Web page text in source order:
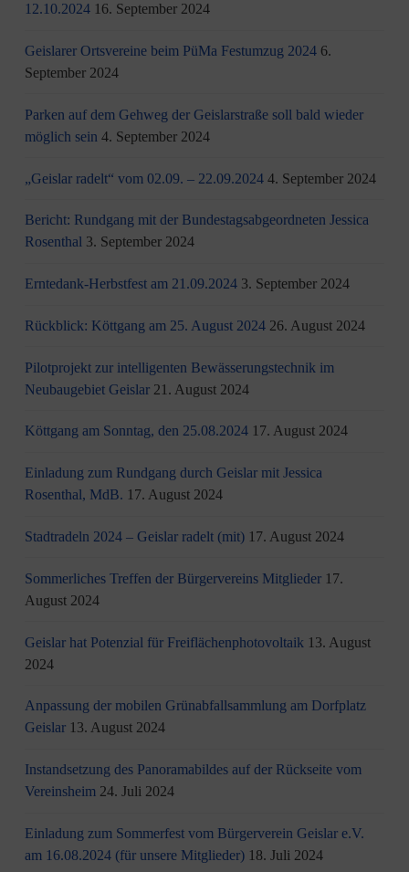
12.10.2024 16. September 2024
Geislarer Ortsvereine beim PüMa Festumzug 2024 6.
September 2024
Parken auf dem Gehweg der Geislarstraße soll bald wieder
möglich sein 4. September 2024
„Geislar radelt“ vom 02.09. – 22.09.2024 4. September 2024
Bericht: Rundgang mit der Bundestagsabgeordneten Jessica
Rosenthal 3. September 2024
Erntedank-Herbstfest am 21.09.2024 3. September 2024
Rückblick: Köttgang am 25. August 2024 26. August 2024
Pilotprojekt zur intelligenten Bewässerungstechnik im
Neubaugebiet Geislar 21. August 2024
Köttgang am Sonntag, den 25.08.2024 17. August 2024
Einladung zum Rundgang durch Geislar mit Jessica
Rosenthal, MdB. 17. August 2024
Stadtradeln 2024 – Geislar radelt (mit) 17. August 2024
Sommerliches Treffen der Bürgervereins Mitglieder 17.
August 2024
Geislar hat Potenzial für Freiflächenphotovoltaik 13. August
2024
Anpassung der mobilen Grünabfallsammlung am Dorfplatz
Geislar 13. August 2024
Instandsetzung des Panoramabildes auf der Rückseite vom
Vereinsheim 24. Juli 2024
Einladung zum Sommerfest vom Bürgerverein Geislar e.V.
am 16.08.2024 (für unsere Mitglieder) 18. Juli 2024